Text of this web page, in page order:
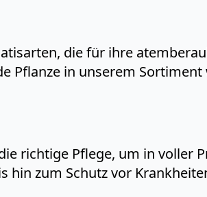
die für ihre
Pflanze in unserem
richtige Pflege, um in voller
hin zum Schutz vor